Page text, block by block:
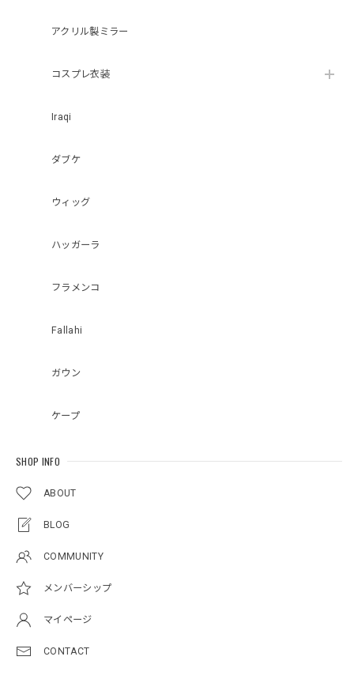
アクリル製ミラー
コスプレ衣装
Iraqi
ダブケ
ウィッグ
ハッガーラ
フラメンコ
Fallahi
ガウン
ケープ
SHOP INFO
ABOUT
BLOG
COMMUNITY
メンバーシップ
マイページ
CONTACT